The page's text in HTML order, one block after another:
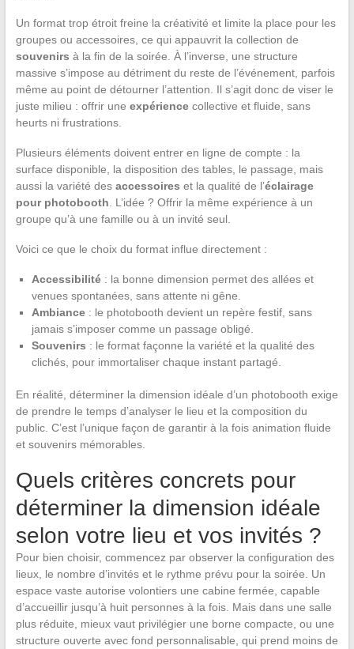
Un format trop étroit freine la créativité et limite la place pour les
groupes ou accessoires, ce qui appauvrit la collection de
souvenirs à la fin de la soirée. À l’inverse, une structure
massive s’impose au détriment du reste de l’événement, parfois
même au point de détourner l’attention. Il s’agit donc de viser le
juste milieu : offrir une expériencecollective et fluide, sans
heurts ni frustrations.
Plusieurs éléments doivent entrer en ligne de compte : la
surface disponible, la disposition des tables, le passage, mais
aussi la variété des accessoires et la qualité de l’éclairage
pour photobooth . L’idée ? Offrir la même expérience à un
groupe qu’à une famille ou à un invité seul.
Voici ce que le choix du format influe directement :
Accessibilité: la bonne dimension permet des allées et
venues spontanées, sans attente ni gêne.
Ambiance: le photobooth devient un repère festif, sans
jamais s’imposer comme un passage obligé.
Souvenirs : le format façonne la variété et la qualité des
clichés, pour immortaliser chaque instant partagé.
En réalité, déterminer la dimension idéale d’un photobooth exige
de prendre le temps d’analyser le lieu et la composition du
public. C’est l’unique façon de garantir à la fois animation fluide
et souvenirs mémorables.
Quels critères concrets pour
déterminer la dimension idéale
selon votre lieu et vos invités ?
Pour bien choisir, commencez par observer la configuration des
lieux, le nombre d’invités et le rythme prévu pour la soirée. Un
espace vaste autorise volontiers une cabine fermée, capable
d’accueillir jusqu’à huit personnes à la fois. Mais dans une salle
plus réduite, mieux vaut privilégier une borne compacte, ou une
structure ouverte avec fond personnalisable, qui prend moins de